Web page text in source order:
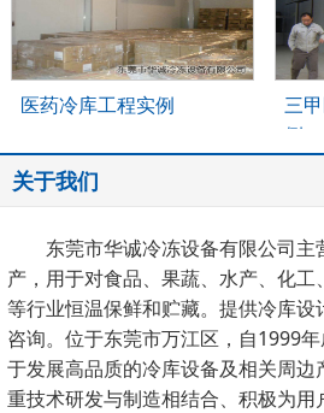
医药冷库工程实例
三
例
关于我们
东莞市华诚冷冻设备有限公司
产，用于对食品、果蔬、水产、化
等行业恒温保鲜和贮藏。提供冷库
咨询。位于东莞市万江区，自1999
于发展高品质的冷库设备及相关周
重技术研发与制造相结合、积极为用